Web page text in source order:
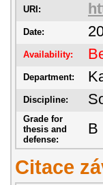
URI:
Date:
Availability:
Department:
Discipline:
Grade for
thesis and
defense:
B
Citace